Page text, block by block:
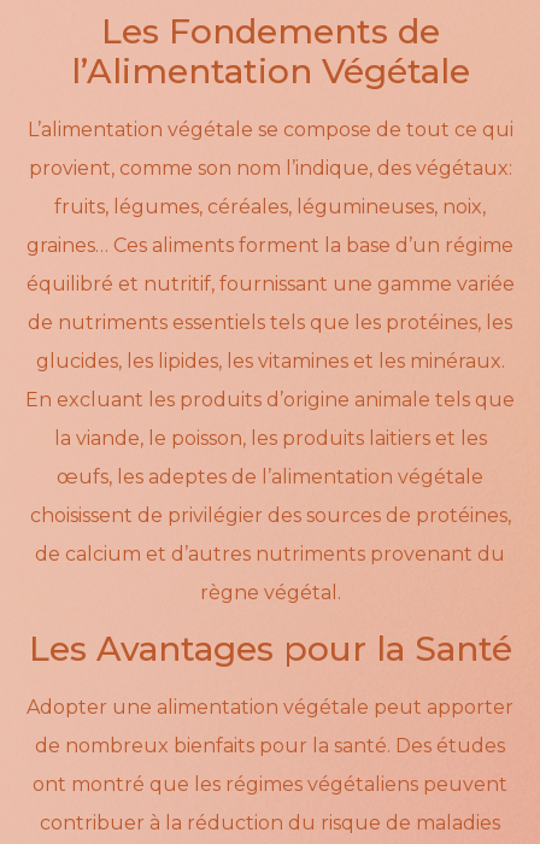
Les Fondements de
l’Alimentation Végétale
L’alimentation végétale se compose de tout ce qui
provient, comme son nom l’indique, des végétaux:
fruits, légumes, céréales, légumineuses, noix,
graines… Ces aliments forment la base d’un régime
équilibré et nutritif, fournissant une gamme variée
de nutriments essentiels tels que les protéines, les
glucides, les lipides, les vitamines et les minéraux.
En excluant les produits d’origine animale tels que
la viande, le poisson, les produits laitiers et les
œufs, les adeptes de l’alimentation végétale
choisissent de privilégier des sources de protéines,
de calcium et d’autres nutriments provenant du
règne végétal.
Les Avantages pour la Santé
Adopter une alimentation végétale peut apporter
de nombreux bienfaits pour la santé. Des études
ont montré que les régimes végétaliens peuvent
contribuer à la réduction du risque de maladies